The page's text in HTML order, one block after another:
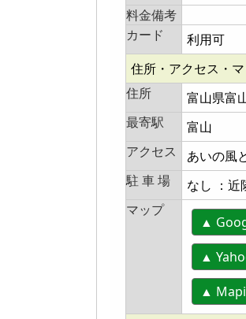
料金備考
カード
利用可
住所・アクセス・
住所
富山県富
最寄駅
富山
アクセス
あいの風
駐 車 場
なし ：近
マップ
▲
▲
▲